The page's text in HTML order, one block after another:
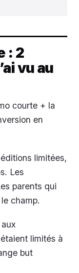
: 2
vu au
courte + la
en
limitées,
Les
parents qui
champ.
limités à
but